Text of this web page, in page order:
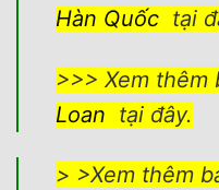
Hàn Quốc tại
>>> Xem thêm
Loan tại đây.
> >Xem thêm